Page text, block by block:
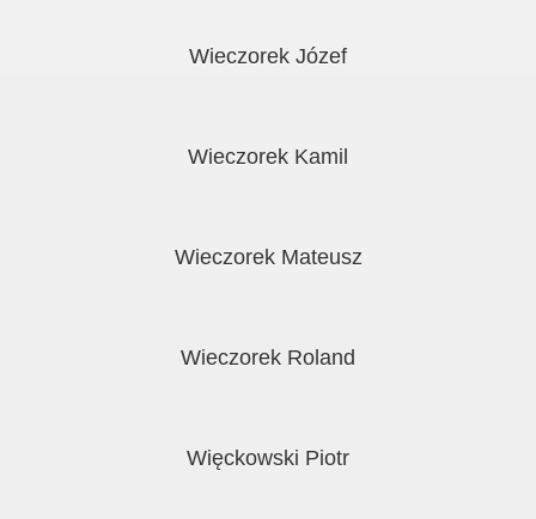
Wieczorek Józef
Wieczorek Kamil
Wieczorek Mateusz
Wieczorek Roland
Więckowski Piotr